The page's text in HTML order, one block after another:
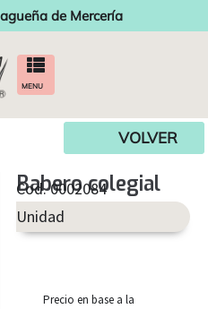
de Mercería
MENU
VOLVER
Babero colegial
Cod. 0002084
Unidad
Precio en base a la